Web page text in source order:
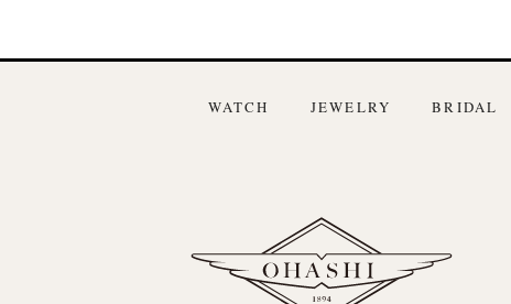
WATCH JEWELRY BRIDAL